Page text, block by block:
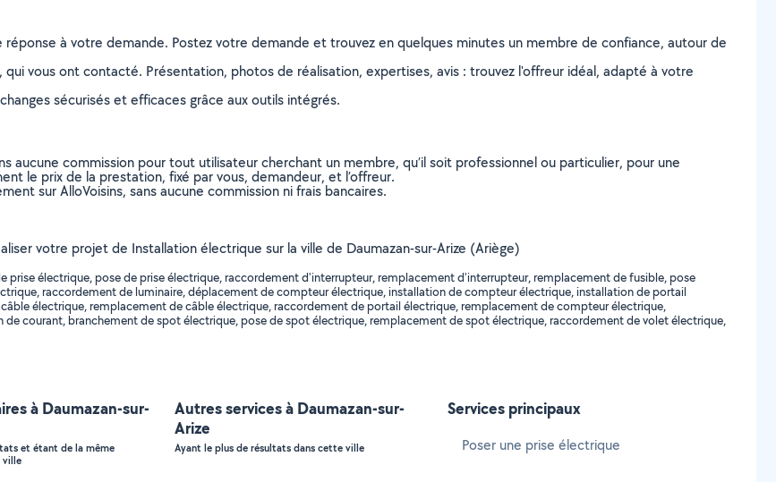
à votre demande. Postez votre demande et trouvez en quelques minutes un membre de confiance, autour de
vous ont contacté. Présentation, photos de réalisation, expertises, avis : trouvez l'offreur idéal, adapté à votre
sécurisés et efficaces grâce aux outils intégrés.
aucune commission pour tout utilisateur cherchant un membre, qu’il soit professionnel ou particulier, pour une
le prix de la prestation, fixé par vous, demandeur, et l’offreur.
sur AlloVoisins, sans aucune commission ni frais bancaires.
votre projet de Installation électrique sur la ville de Daumazan-sur-Arize (Ariège)
prise électrique, pose de prise électrique, raccordement d'interrupteur, remplacement d'interrupteur, remplacement de fusible, pose
raccordement de luminaire, déplacement de compteur électrique, installation de compteur électrique, installation de portail
électrique, remplacement de câble électrique, raccordement de portail électrique, remplacement de compteur électrique,
courant, branchement de spot électrique, pose de spot électrique, remplacement de spot électrique, raccordement de volet électrique,
à Daumazan-sur-
et étant de la même
ville
Autres services à Daumazan-sur-
Arize
Ayant le plus de résultats dans cette ville
Services principaux
Poser une prise électrique